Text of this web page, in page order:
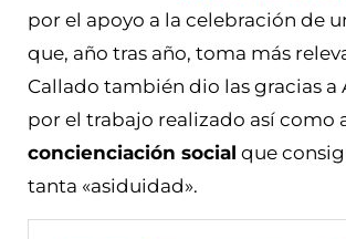
por el apoyo a la celebración de
que, año tras año, toma más
Callado también dio las gracias a
por el trabajo realizado así como
concienciación social que
tanta «asiduidad».